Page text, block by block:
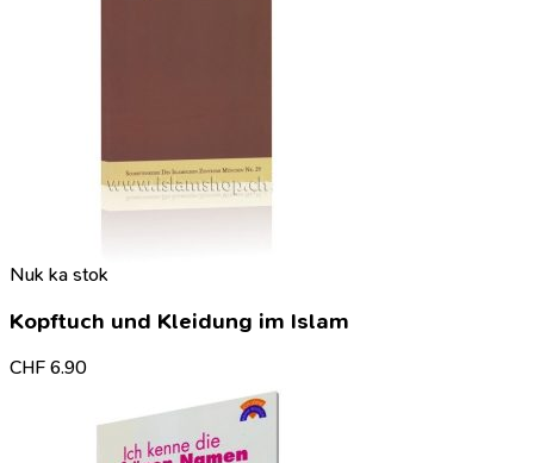
Nuk ka stok
Kopftuch und Kleidung im Islam
CHF 6.90